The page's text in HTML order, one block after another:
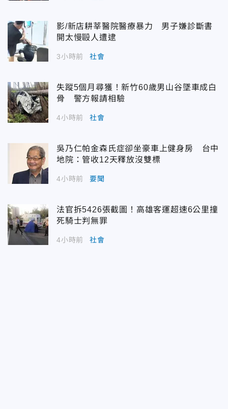
影/新店耕莘醫院醫療暴力 男子嫌診斷書
開太慢毆人遭逮
3小時前 社會
失蹤5個月尋獲！新竹60歲男山谷墜車成白
骨 警方報請相驗
4小時前 社會
吳乃仁帕金森氏症卻坐豪車上健身房 台中
地院：管收12天釋放沒雙標
4小時前 要聞
法官拆5426張截圖！高雄客運超速6公里撞
死騎士判無罪
4小時前 社會